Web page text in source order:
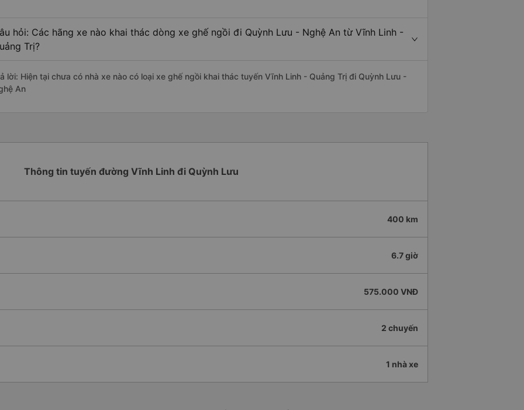
hỏi: Các hãng xe nào khai thác dòng xe ghế ngồi đi Quỳnh Lưu - Nghệ An từ Vĩnh Linh -
Trị?
lời: Hiện tại chưa có nhà xe nào có loại xe ghế ngồi khai thác tuyến Vĩnh Linh - Quảng Trị đi Quỳnh Lưu -
An
Thông tin tuyến đường Vĩnh Linh đi Quỳnh Lưu
400 km
6.7 giờ
575.000 VNĐ
2 chuyến
1 nhà xe